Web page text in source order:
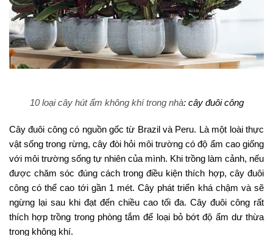
10 loại cây hút ẩm không khí trong nhà: cây đuôi công
Cây đuôi công có nguồn gốc từ Brazil và Peru. Là một loài thực
vật sống trong rừng, cây đòi hỏi môi trường có độ ẩm cao giống
với môi trường sống tự nhiên của mình. Khi trồng làm cảnh, nếu
được chăm sóc đúng cách trong điều kiện thích hợp, cây đuôi
công có thể cao tới gần 1 mét. Cây phát triển khá chậm và sẽ
ngừng lại sau khi đạt đến chiều cao tối đa. Cây đuôi công rất
thích hợp trồng trong phòng tắm để loại bỏ bớt độ ẩm dư thừa
trong không khí.